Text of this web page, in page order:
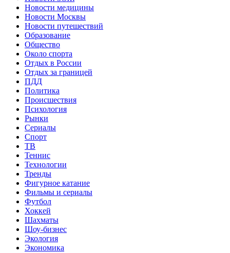
Новости медицины
Новости Москвы
Новости путешествий
Образование
Общество
Около спорта
Отдых в России
Отдых за границей
ПДД
Политика
Происшествия
Психология
Рынки
Сериалы
Спорт
ТВ
Теннис
Технологии
Тренды
Фигурное катание
Фильмы и сериалы
Футбол
Хоккей
Шахматы
Шоу-бизнес
Экология
Экономика